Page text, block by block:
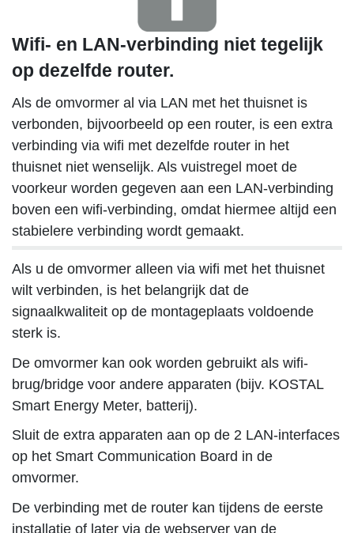
Wifi- en LAN-verbinding niet tegelijk
op dezelfde router.
Als de omvormer al via LAN met het thuisnet is
verbonden, bijvoorbeeld op een router, is een extra
verbinding via wifi met dezelfde router in het
thuisnet niet wenselijk. Als vuistregel moet de
voorkeur worden gegeven aan een LAN-verbinding
boven een wifi-verbinding, omdat hiermee altijd een
stabielere verbinding wordt gemaakt.
Als u de omvormer alleen via wifi met het thuisnet
wilt verbinden, is het belangrijk dat de
signaalkwaliteit op de montageplaats voldoende
sterk is.
De omvormer kan ook worden gebruikt als wifi-
brug/bridge voor andere apparaten (bijv. KOSTAL
Smart Energy Meter, batterij).
Sluit de extra apparaten aan op de 2 LAN-interfaces
op het Smart Communication Board in de
omvormer.
De verbinding met de router kan tijdens de eerste
installatie of later via de webserver van de